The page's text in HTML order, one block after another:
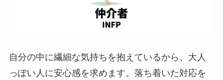
自分の中に繊細な気持ちを抱えているから、大人
っぽい人に安心感を求めます。落ち着いた対応を